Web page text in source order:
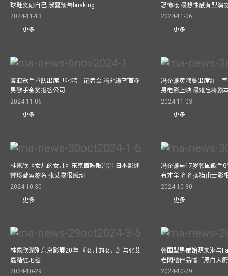
球鞋奖励自己 淑蔓预告busking
2024-11-13
更多
恐怖妆 最想性感有型演
2024-11-06
更多
寰亚歌手拉队出席「叱咤」记者会 冯允谦望首夺
男歌手金奖报答公司
2024-11-06
更多
冯允谦黄淑蔓出席红十
男电影上映 最难忘将剧
2024-11-03
更多
林嘉欣《女儿的女儿》东京首映眼湿湿 日本影迷
带珍藏索签名 张艾嘉很感动
2024-10-30
更多
冯允谦与17岁韩国歌手
有才华 齐齐摆猫甫士影
2024-10-30
更多
林嘉欣濶別东京影展20年 《女儿的女儿》与张艾
嘉踏红地毯
2024-10-29
韩国型男崔始源来港与
老闆结伴品嚐「黑白大
2024-10-29